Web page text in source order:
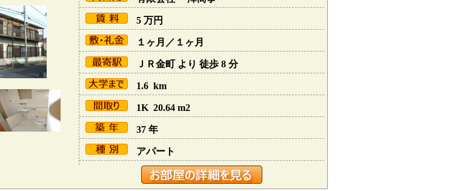
5 万円
１ヶ月／１ヶ月
ＪＲ金町 より 徒歩 8 分
1.6 km
1K 20.64 m2
37 年
アパート